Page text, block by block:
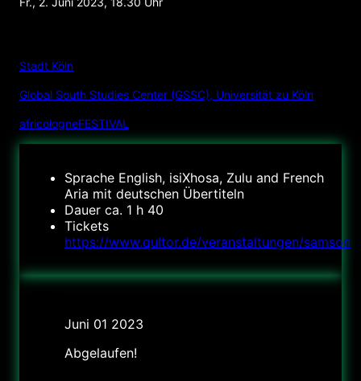
Stadt Köln
Global South Studies Center (GSSC), Universität zu Köln
africologneFESTIVAL
Sprache English, isiXhosa, Zulu and French
Aria mit deutschen Übertiteln
Dauer ca. 1 h 40
Tickets
https://www.qultor.de/veranstaltungen/samson
Juni 01 2023
Abgelaufen!